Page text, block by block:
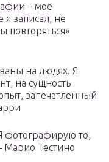
– мое
я записал, не
повторяться»
на людях. Я
на сущность
запечатленный
фотографирую то,
Марио Тестино